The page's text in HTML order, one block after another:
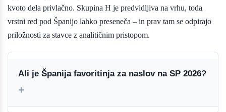
kvoto dela privlačno. Skupina H je predvidljiva na vrhu, toda
vrstni red pod Španijo lahko preseneča – in prav tam se odpirajo
priložnosti za stavce z analitičnim pristopom.
Ali je Španija favoritinja za naslov na SP 2026?